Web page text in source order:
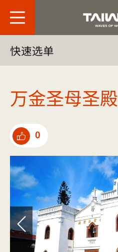
快速选单
万金圣母圣殿
点选推荐
0